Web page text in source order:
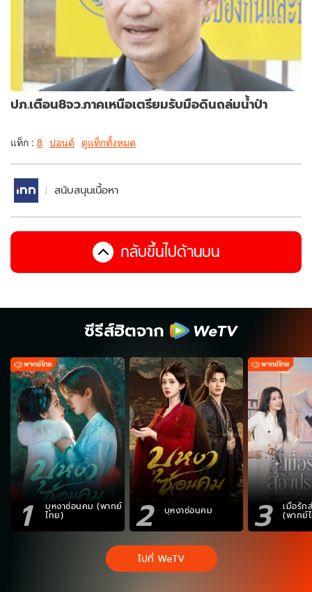
ปภ.เตือน8จว.ภาคเหนือเตรียมรับมือดินถล่มน้ำป่า
แท็ก : 8 ปอนด์ ดูแท็กทั้งหมด
สนับสนุนเนื้อหา
กลับขึ้นไปด้านบน
ซีรีส์ฮิตจาก
1 บุหงาซ่อนคม (พากย์
ไทย) 2 บุหงาซ่อนคม 3 เมื่อรัก
(พากย์
ไปที่ WeTV